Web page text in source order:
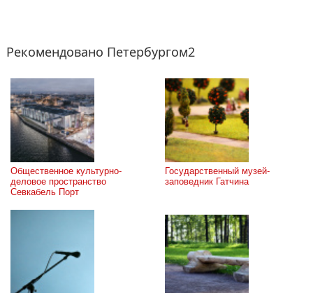
Рекомендовано Петербургом2
Общественное культурно-
деловое пространство
Севкабель Порт
Государственный музей-
заповедник Гатчина